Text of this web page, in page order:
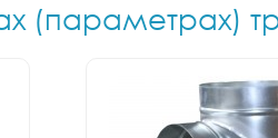
(параметрах)